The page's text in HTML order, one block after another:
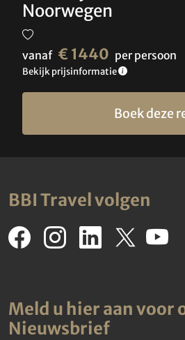
Noorwegen
vanaf € 1440 per persoon
Bekijk prijsinformatie
Boek deze
BBI Travel volgen
Meld u hier aan voor
Nieuwsbrief